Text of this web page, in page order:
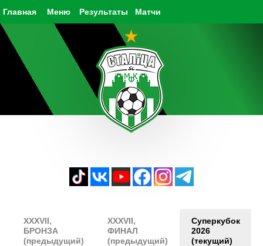
Главная Результаты Матчи
Меню
XXXVII,
БРОНЗА
(предыдущий)
XXXVII,
ФИНАЛ
(предыдущий)
Суперкубок
2026
(текущий)